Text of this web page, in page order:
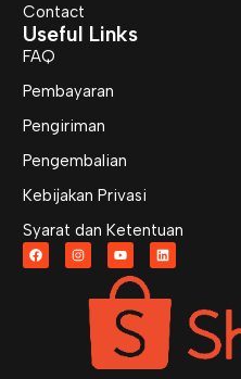
Contact
Useful Links
FAQ
Pembayaran
Pengiriman
Pengembalian
Kebijakan Privasi
Syarat dan Ketentuan